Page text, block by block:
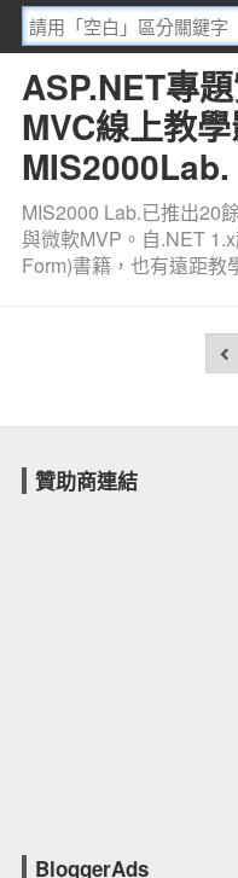
ASP.NET專
MVC線上教
MIS2000Lab.
MIS2000 Lab.已推出20
與微軟MVP。自.NET
Form)書籍，也有遠距教
贊助商連結
BloggerAds